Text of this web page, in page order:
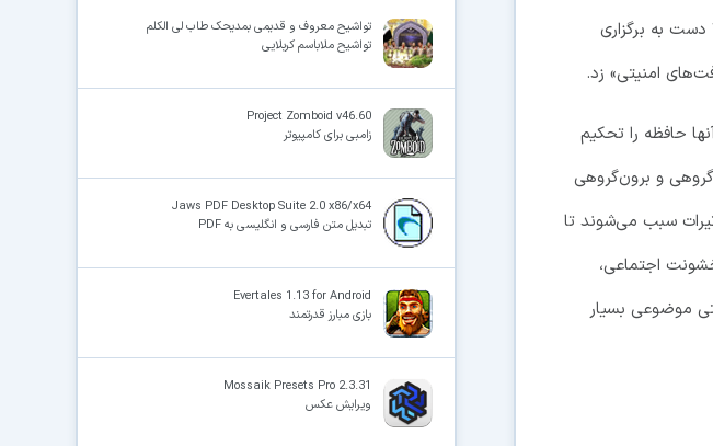
و حکایت‌ها بر رفتار انسان دست به تحقیق و بررسی بزند. از این رو، این آژانس در اواخر فوریه ۲۰۱۰ دست به برگزاری
امنیتی» زد.
حافظه را تحکیم
و برون‌گروهی
سبب می‌شوند تا
اجتماعی،
موضوعی بسیار
تواشیح معروف و قدیمی بمدیحک طاب لی الکلم
تواشیح ملاباسم کربلایی
Project Zomboid v46.60
زامبی برای کامپیوتر
Jaws PDF Desktop Suite 2.0 x86/x64
تبدیل متن فارسی و انگلیسی به PDF
Evertales 1.13 for Android
بازی مبارز قدرتمند
Mossaik Presets Pro 2.3.31
ویرایش عکس